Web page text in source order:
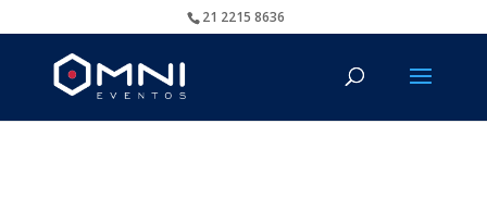
21 2215 8636